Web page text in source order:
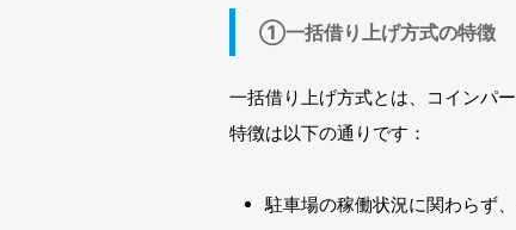
①一括借り上げ方式の特徴
一括借り上げ方式とは、コインパ
特徴は以下の通りです：
駐車場の稼働状況に関わらず